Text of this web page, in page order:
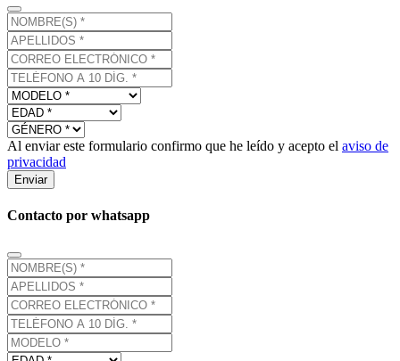
Al enviar este formulario confirmo que he leído y acepto el aviso de
privacidad
Enviar
Contacto por whatsapp